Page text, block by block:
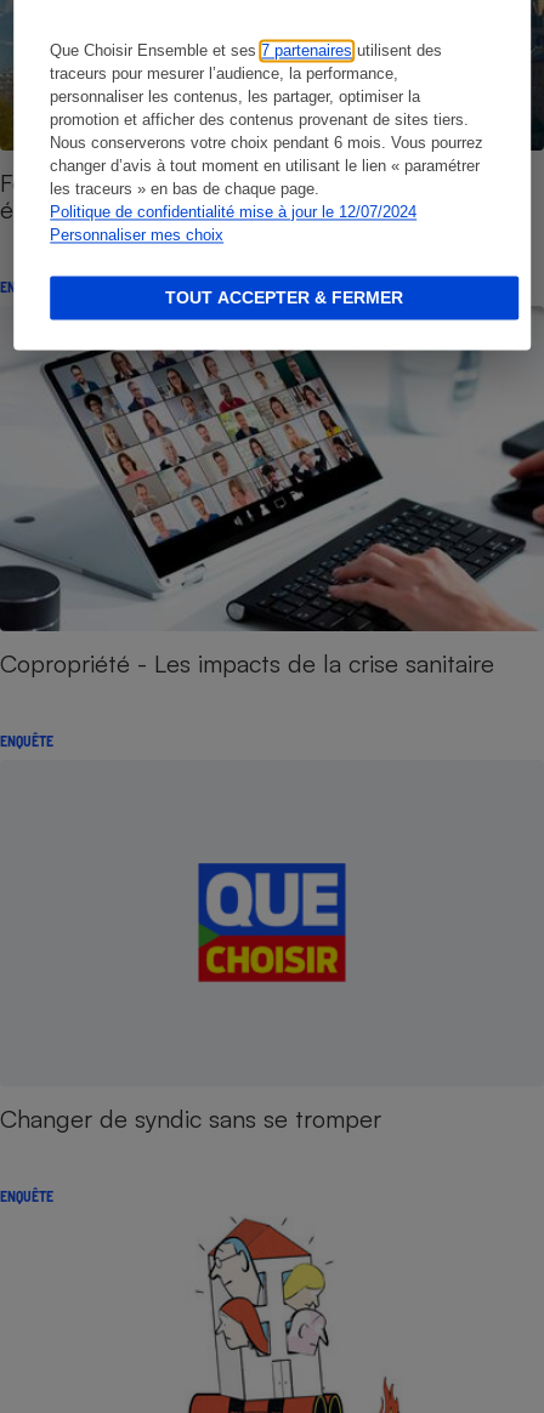
Que Choisir Ensemble et ses7 partenaires utilisent des
traceurs pour mesurer l’audience, la performance,
personnaliser les contenus, les partager, optimiser la
promotion et afficher des contenus provenant de sites tiers.
Nous conserverons votre choix pendant 6 mois. Vous pourrez
changer d’avis à tout moment en utilisant le lien « paramétrer
les traceurs » en bas de chaque page.
Politique de confidentialité mise à jour le 12/07/2024
Personnaliser mes choix
TOUT ACCEPTER & FERMER
Fourniture d’électricité - À Grenoble, les
étonnants contrats gagnés par JPME
ENQUÊTE
Copropriété - Les impacts de la crise sanitaire
ENQUÊTE
Changer de syndic sans se tromper
ENQUÊTE